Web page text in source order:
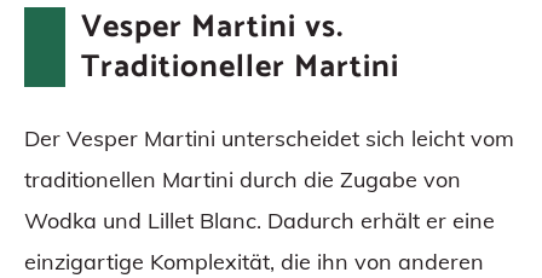
Vesper Martini vs.
Traditioneller Martini
Der Vesper Martini unterscheidet sich leicht vom
traditionellen Martini durch die Zugabe von
Wodka und Lillet Blanc. Dadurch erhält er eine
einzigartige Komplexität, die ihn von anderen